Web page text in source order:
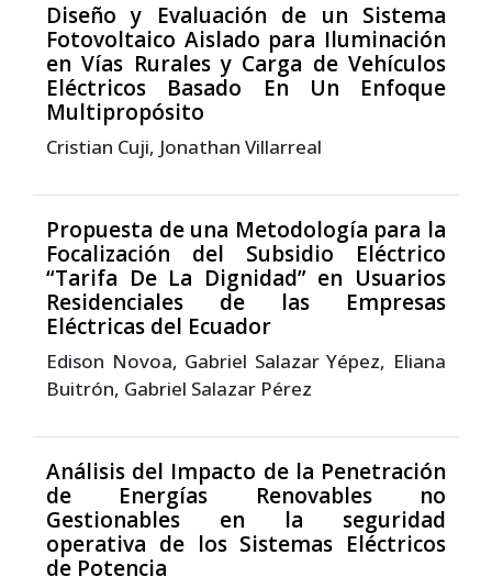
Diseño y Evaluación de un Sistema
Fotovoltaico Aislado para Iluminación
en Vías Rurales y Carga de Vehículos
Eléctricos Basado En Un Enfoque
Multipropósito
Cristian Cuji, Jonathan Villarreal
Propuesta de una Metodología para la
Focalización del Subsidio Eléctrico
“Tarifa De La Dignidad” en Usuarios
Residenciales de las Empresas
Eléctricas del Ecuador
Edison Novoa, Gabriel Salazar Yépez, Eliana
Buitrón, Gabriel Salazar Pérez
Análisis del Impacto de la Penetración
de Energías Renovables no
Gestionables en la seguridad
operativa de los Sistemas Eléctricos
de Potencia